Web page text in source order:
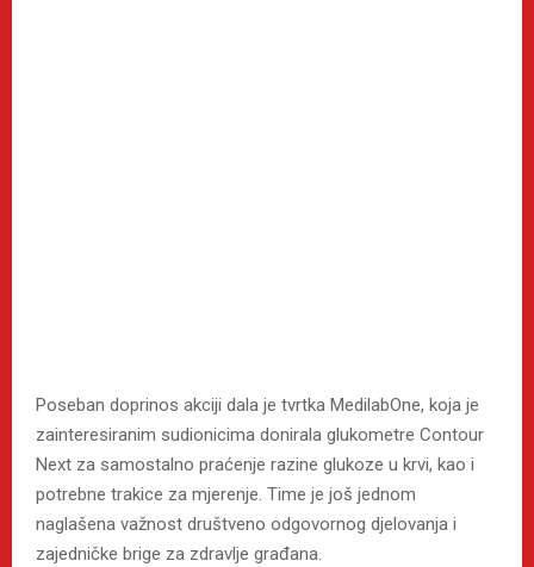
Poseban doprinos akciji dala je tvrtka MedilabOne, koja je
zainteresiranim sudionicima donirala glukometre Contour
Next za samostalno praćenje razine glukoze u krvi, kao i
potrebne trakice za mjerenje. Time je još jednom
naglašena važnost društveno odgovornog djelovanja i
zajedničke brige za zdravlje građana.